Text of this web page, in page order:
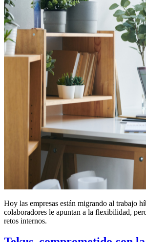
Hoy las empresas están migrando al trabajo
colaboradores le apuntan a la flexibilidad,
retos internos.